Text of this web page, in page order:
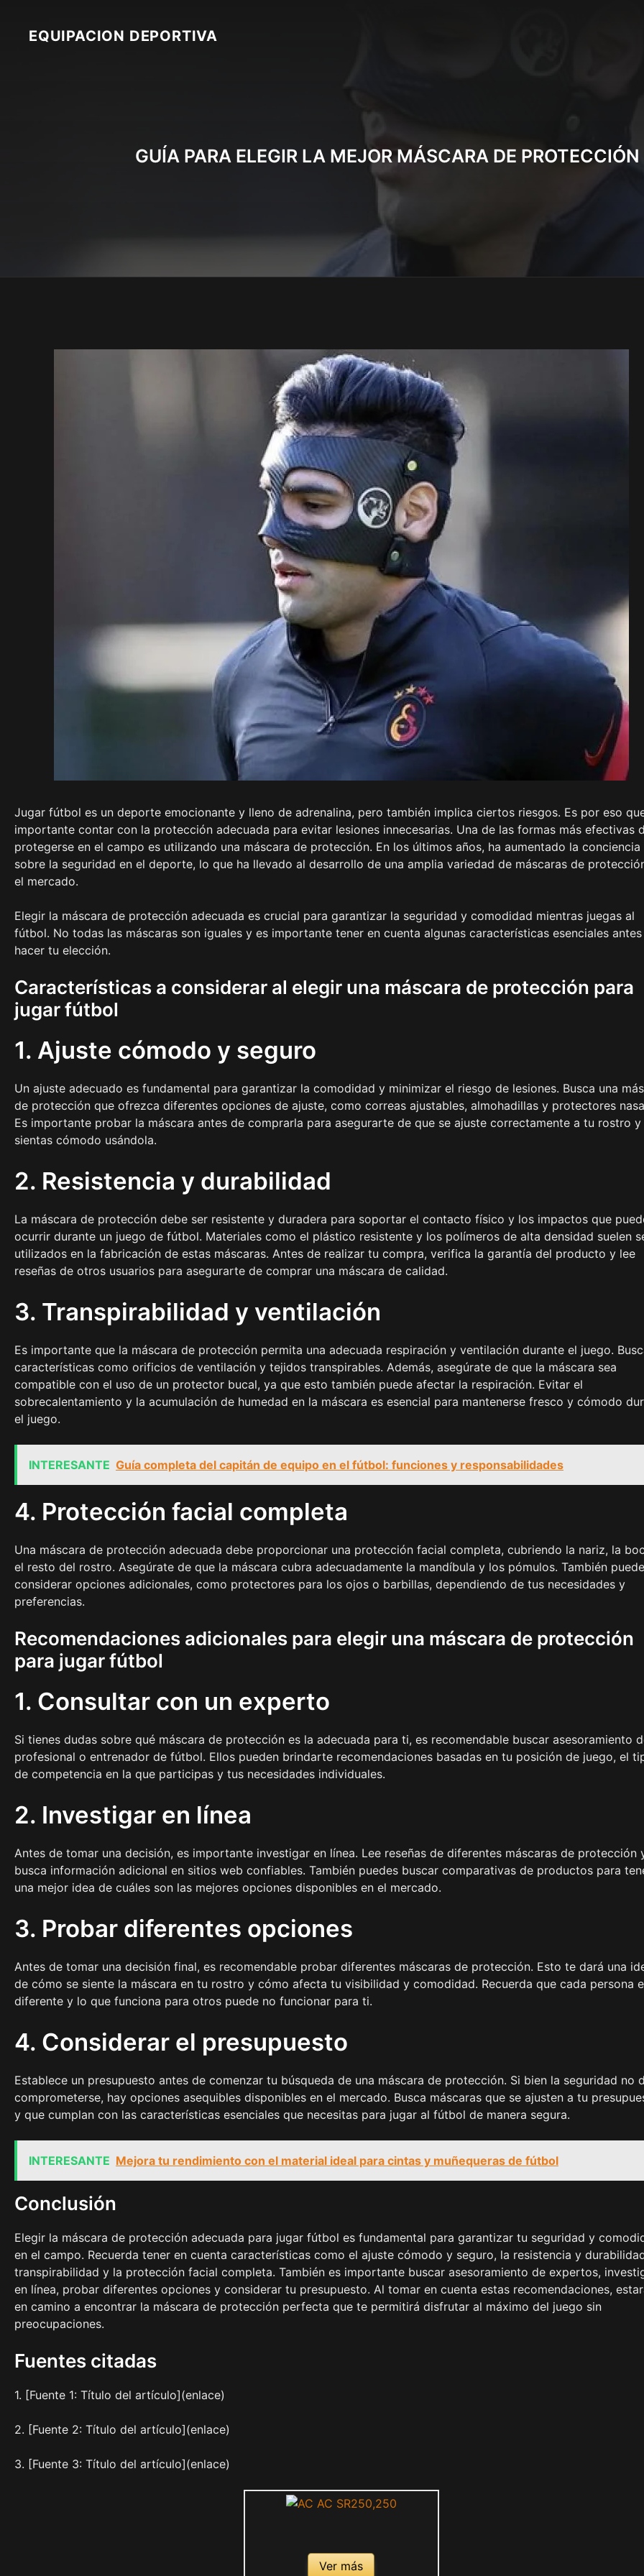
contentEQUIPACION DEPORTIVA
GUÍA PARA ELEGIR LA MEJOR MÁSCARA DE
Jugar fútbol es un deporte emocionante y lleno de adrenalina, pero también implica ciertos riesgos. Es por eso
importante contar con la protección adecuada para evitar lesiones innecesarias. Una de las formas más efectivas
protegerse en el campo es utilizando una máscara de protección. En los últimos años, ha aumentado la conciencia
sobre la seguridad en el deporte, lo que ha llevado al desarrollo de una amplia variedad de máscaras de
el mercado.
Elegir la máscara de protección adecuada es crucial para garantizar la seguridad y comodidad mientras juegas al
fútbol. No todas las máscaras son iguales y es importante tener en cuenta algunas características esenciales
hacer tu elección.
Características a considerar al elegir una máscara de protección para
jugar fútbol
1. Ajuste cómodo y seguro
Un ajuste adecuado es fundamental para garantizar la comodidad y minimizar el riesgo de lesiones. Busca una
de protección que ofrezca diferentes opciones de ajuste, como correas ajustables, almohadillas y protectores
Es importante probar la máscara antes de comprarla para asegurarte de que se ajuste correctamente a tu rostro
sientas cómodo usándola.
2. Resistencia y durabilidad
La máscara de protección debe ser resistente y duradera para soportar el contacto físico y los impactos que
ocurrir durante un juego de fútbol. Materiales como el plástico resistente y los polímeros de alta densidad suelen
utilizados en la fabricación de estas máscaras. Antes de realizar tu compra, verifica la garantía del producto y lee
reseñas de otros usuarios para asegurarte de comprar una máscara de calidad.
3. Transpirabilidad y ventilación
Es importante que la máscara de protección permita una adecuada respiración y ventilación durante el juego.
características como orificios de ventilación y tejidos transpirables. Además, asegúrate de que la máscara sea
compatible con el uso de un protector bucal, ya que esto también puede afectar la respiración. Evitar el
sobrecalentamiento y la acumulación de humedad en la máscara es esencial para mantenerse fresco y cómodo
el juego.
INTERESANTE Guía completa del capitán de equipo en el fútbol: funciones y responsabilidades
4. Protección facial completa
Una máscara de protección adecuada debe proporcionar una protección facial completa, cubriendo la nariz, la
el resto del rostro. Asegúrate de que la máscara cubra adecuadamente la mandíbula y los pómulos. También
considerar opciones adicionales, como protectores para los ojos o barbillas, dependiendo de tus necesidades y
preferencias.
Recomendaciones adicionales para elegir una máscara de protección
para jugar fútbol
1. Consultar con un experto
Si tienes dudas sobre qué máscara de protección es la adecuada para ti, es recomendable buscar asesoramiento
profesional o entrenador de fútbol. Ellos pueden brindarte recomendaciones basadas en tu posición de juego, el
de competencia en la que participas y tus necesidades individuales.
2. Investigar en línea
Antes de tomar una decisión, es importante investigar en línea. Lee reseñas de diferentes máscaras de protección
busca información adicional en sitios web confiables. También puedes buscar comparativas de productos para
una mejor idea de cuáles son las mejores opciones disponibles en el mercado.
3. Probar diferentes opciones
Antes de tomar una decisión final, es recomendable probar diferentes máscaras de protección. Esto te dará una
de cómo se siente la máscara en tu rostro y cómo afecta tu visibilidad y comodidad. Recuerda que cada persona
diferente y lo que funciona para otros puede no funcionar para ti.
4. Considerar el presupuesto
Establece un presupuesto antes de comenzar tu búsqueda de una máscara de protección. Si bien la seguridad no
comprometerse, hay opciones asequibles disponibles en el mercado. Busca máscaras que se ajusten a tu
y que cumplan con las características esenciales que necesitas para jugar al fútbol de manera segura.
INTERESANTE Mejora tu rendimiento con el material ideal para cintas y muñequeras de fútbol
Conclusión
Elegir la máscara de protección adecuada para jugar fútbol es fundamental para garantizar tu seguridad y
en el campo. Recuerda tener en cuenta características como el ajuste cómodo y seguro, la resistencia y
transpirabilidad y la protección facial completa. También es importante buscar asesoramiento de expertos,
en línea, probar diferentes opciones y considerar tu presupuesto. Al tomar en cuenta estas recomendaciones,
en camino a encontrar la máscara de protección perfecta que te permitirá disfrutar al máximo del juego sin
preocupaciones.
Fuentes citadas
1. [Fuente 1: Título del artículo](enlace)
2. [Fuente 2: Título del artículo](enlace)
3. [Fuente 3: Título del artículo](enlace)
Ver más